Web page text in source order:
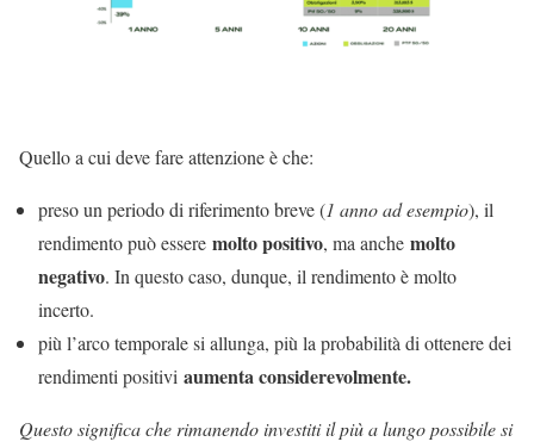
Quello a cui deve fare attenzione è che:
preso un periodo di riferimento breve (1 anno ad esempio), il
rendimento può essere molto positivo, ma anche molto
negativo. In questo caso, dunque, il rendimento è molto
incerto.
più l’arco temporale si allunga, più la probabilità di ottenere dei
rendimenti positivi aumenta considerevolmente.
Questo significa che rimanendo investiti il più a lungo possibile si